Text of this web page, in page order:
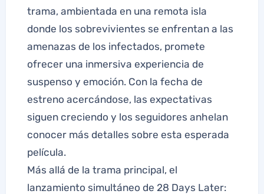
trama, ambientada en una remota isla
donde los sobrevivientes se enfrentan a las
amenazas de los infectados, promete
ofrecer una inmersiva experiencia de
suspenso y emoción. Con la fecha de
estreno acercándose, las expectativas
siguen creciendo y los seguidores anhelan
conocer más detalles sobre esta esperada
película.
Más allá de la trama principal, el
lanzamiento simultáneo de 28 Days Later: